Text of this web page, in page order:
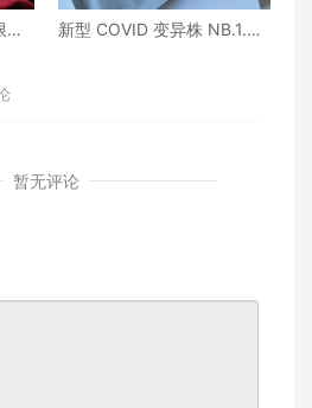
新型 COVID 变异株 NB.1.8.
暂无评论